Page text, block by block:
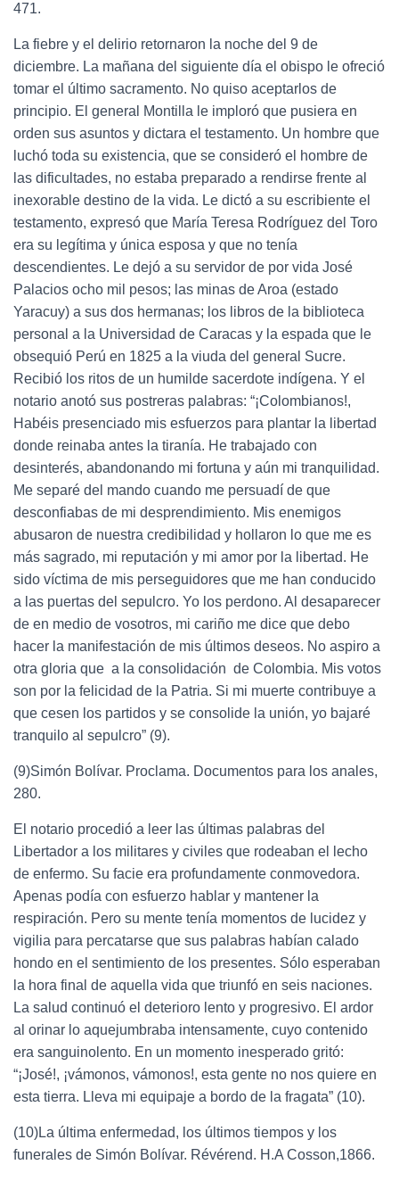
471.
La fiebre y el delirio retornaron la noche del 9 de
diciembre. La mañana del siguiente día el obispo le ofreció
tomar el último sacramento. No quiso aceptarlos de
principio. El general Montilla le imploró que pusiera en
orden sus asuntos y dictara el testamento. Un hombre que
luchó toda su existencia, que se consideró el hombre de
las dificultades, no estaba preparado a rendirse frente al
inexorable destino de la vida. Le dictó a su escribiente el
testamento, expresó que María Teresa Rodríguez del Toro
era su legítima y única esposa y que no tenía
descendientes. Le dejó a su servidor de por vida José
Palacios ocho mil pesos; las minas de Aroa (estado
Yaracuy) a sus dos hermanas; los libros de la biblioteca
personal a la Universidad de Caracas y la espada que le
obsequió Perú en 1825 a la viuda del general Sucre.
Recibió los ritos de un humilde sacerdote indígena. Y el
notario anotó sus postreras palabras: “¡Colombianos!,
Habéis presenciado mis esfuerzos para plantar la libertad
donde reinaba antes la tiranía. He trabajado con
desinterés, abandonando mi fortuna y aún mi tranquilidad.
Me separé del mando cuando me persuadí de que
desconfiabas de mi desprendimiento. Mis enemigos
abusaron de nuestra credibilidad y hollaron lo que me es
más sagrado, mi reputación y mi amor por la libertad. He
sido víctima de mis perseguidores que me han conducido
a las puertas del sepulcro. Yo los perdono. Al desaparecer
de en medio de vosotros, mi cariño me dice que debo
hacer la manifestación de mis últimos deseos. No aspiro a
otra gloria que a la consolidación de Colombia. Mis votos
son por la felicidad de la Patria. Si mi muerte contribuye a
que cesen los partidos y se consolide la unión, yo bajaré
tranquilo al sepulcro” (9).
(9)Simón Bolívar. Proclama. Documentos para los anales,
280.
El notario procedió a leer las últimas palabras del
Libertador a los militares y civiles que rodeaban el lecho
de enfermo. Su facie era profundamente conmovedora.
Apenas podía con esfuerzo hablar y mantener la
respiración. Pero su mente tenía momentos de lucidez y
vigilia para percatarse que sus palabras habían calado
hondo en el sentimiento de los presentes. Sólo esperaban
la hora final de aquella vida que triunfó en seis naciones.
La salud continuó el deterioro lento y progresivo. El ardor
al orinar lo aquejumbraba intensamente, cuyo contenido
era sanguinolento. En un momento inesperado gritó:
“¡José!, ¡vámonos, vámonos!, esta gente no nos quiere en
esta tierra. Lleva mi equipaje a bordo de la fragata” (10).
(10)La última enfermedad, los últimos tiempos y los
funerales de Simón Bolívar. Révérend. H.A Cosson,1866.